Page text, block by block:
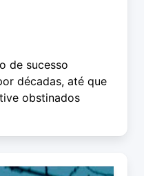
de sucesso
décadas, até que
obstinados